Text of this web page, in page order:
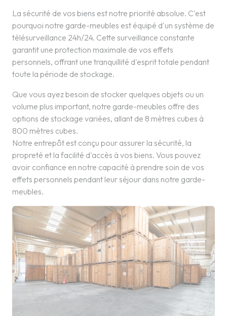
La sécurité de vos biens est notre priorité absolue. C'est
pourquoi notre garde-meubles est équipé d'un système de
télésurveillance 24h/24. Cette surveillance constante
garantit une protection maximale de vos effets
personnels, offrant une tranquillité d'esprit totale pendant
toute la période de stockage.
Que vous ayez besoin de stocker quelques objets ou un
volume plus important, notre garde-meubles offre des
options de stockage variées, allant de 8 mètres cubes à
800 mètres cubes.
Notre entrepôt est conçu pour assurer la sécurité, la
propreté et la facilité d'accès à vos biens. Vous pouvez
avoir confiance en notre capacité à prendre soin de vos
effets personnels pendant leur séjour dans notre garde-
meubles.